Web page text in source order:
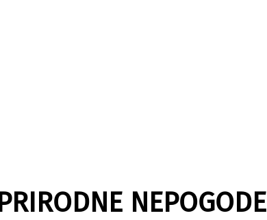
NEPOGODE